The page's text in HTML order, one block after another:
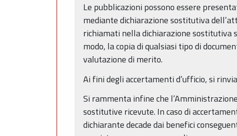
Le pubblicazioni possono essere
mediante dichiarazione sostitutiva
richiamati nella dichiarazione sostitutiva
modo, la copia di qualsiasi tipo di
valutazione di merito.
Ai fini degli accertamenti d’ufficio, si
Si rammenta infine che
sostitutive ricevute. In caso di
dichiarante decade dai benefici